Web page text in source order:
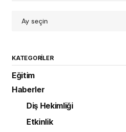
KATEGORILER
Eğitim
Haberler
Diş Hekimliği
Etkinlik